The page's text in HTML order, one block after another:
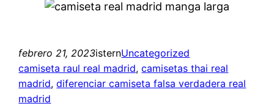
febrero 21, 2023isternUncategorized
camiseta raul real madrid, camisetas thai real
madrid, diferenciar camiseta falsa verdadera real
madrid